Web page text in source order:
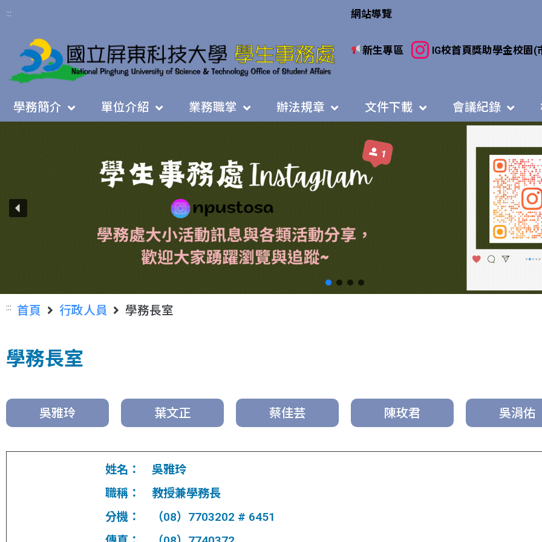
::: 網站導覽
新生專區 IG校首頁獎助學金校園(
學務簡介 單位介紹 業務職掌 辦法規章 文件下載 會議紀錄
::: 首頁 行政人員 學務長室
學務長室
吳雅玲 葉文正 蔡佳芸 陳玫君 吳涓佑
姓名：
吳雅玲
職稱：
教授兼學務長
分機：
（08）7703202 # 6451